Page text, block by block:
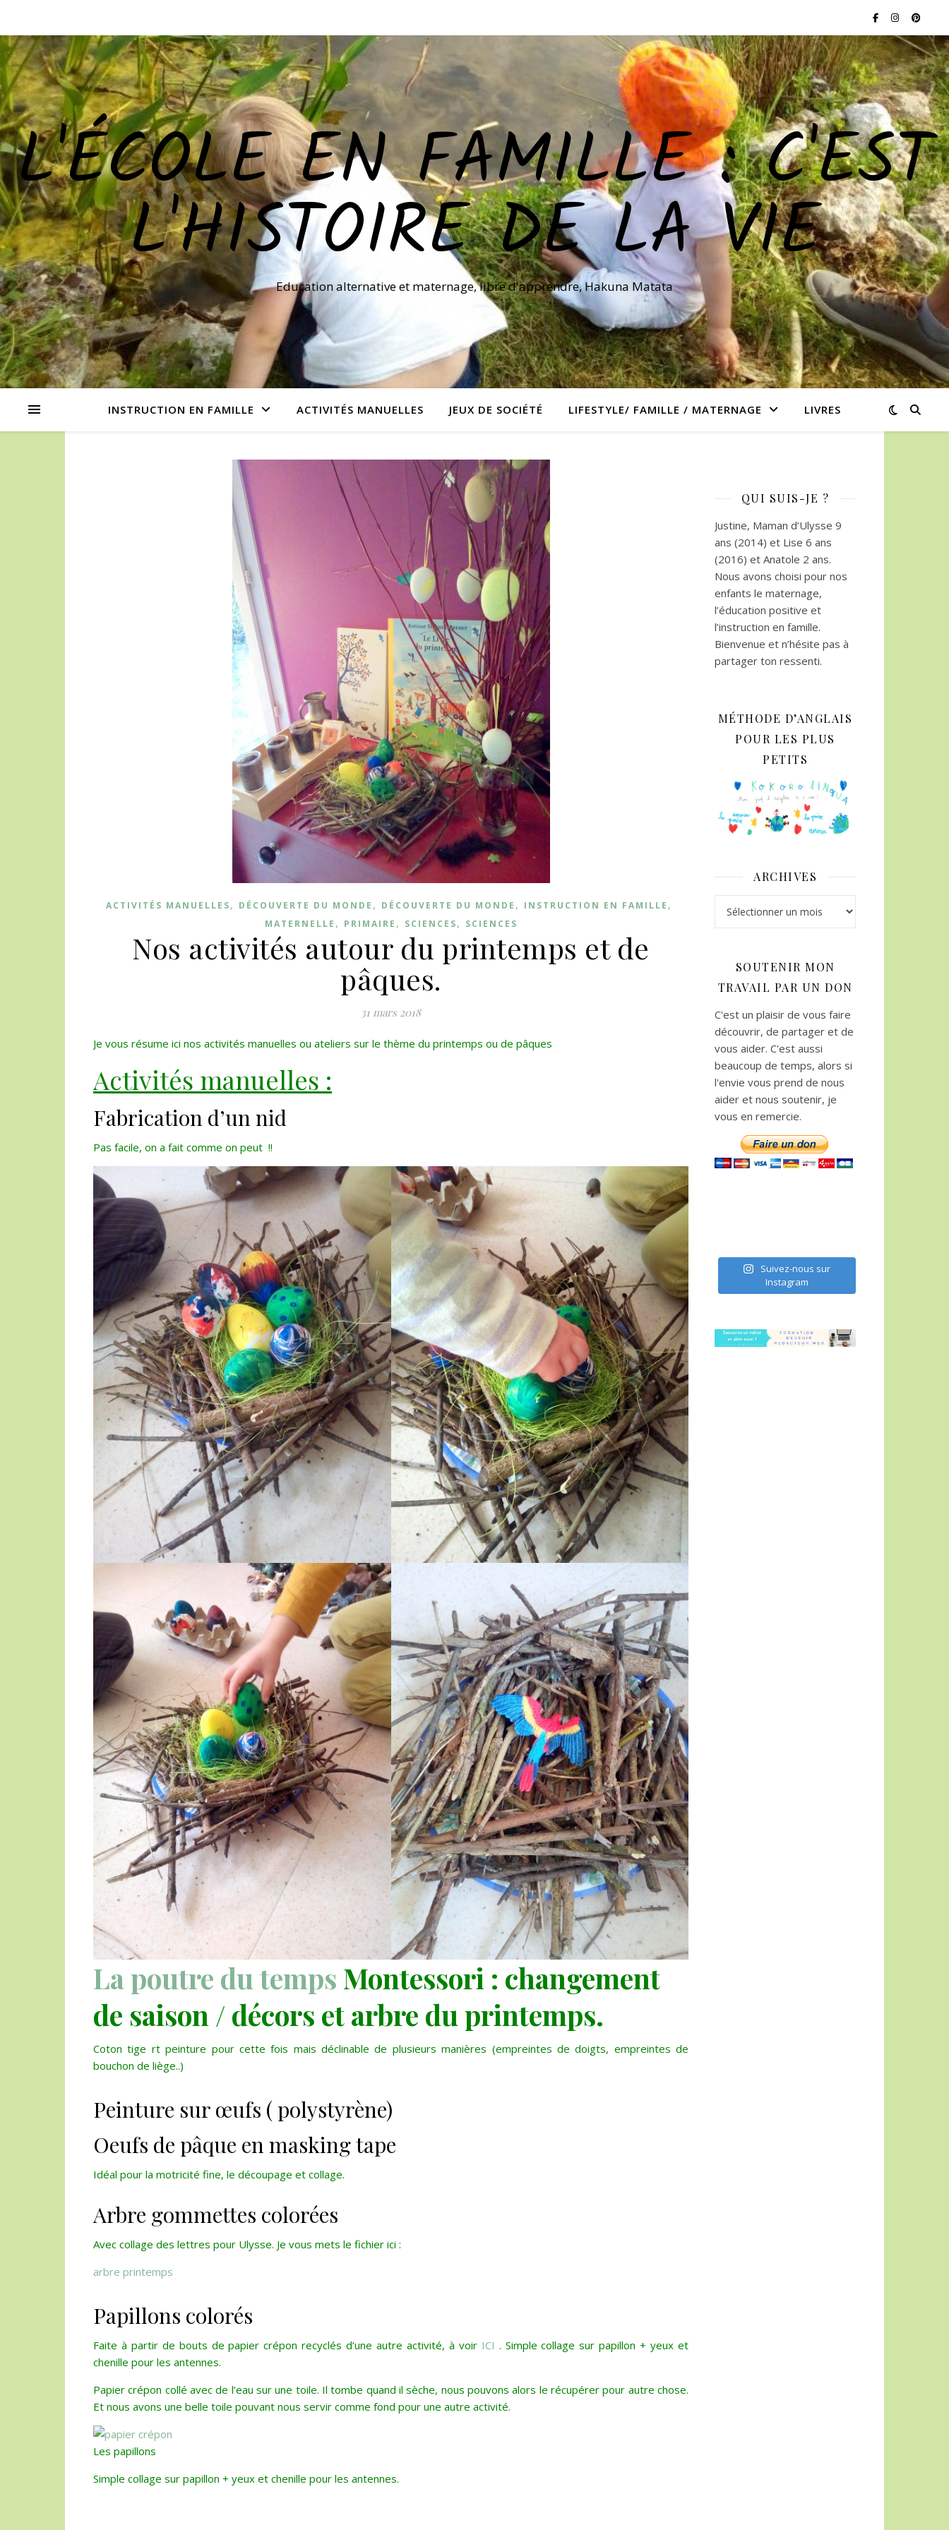
L'ÉCOLE EN FAMILLE : C'EST
L'HISTOIRE DE LA VIE
Education alternative et maternage, libre d'apprendre, Hakuna Matata
INSTRUCTION EN FAMILLE ACTIVITÉS MANUELLES JEUX DE SOCIÉTÉ LIFESTYLE/ FAMILLE / MATERNAGE LIVRES
ACTIVITÉS MANUELLES, DÉCOUVERTE DU MONDE , DÉCOUVERTE DU MONDE , INSTRUCTION EN FAMILLE ,
MATERNELLE , PRIMAIRE , SCIENCES, SCIENCES
Nos activités autour du printemps et de
pâques.
31 mars 2018
Je vous résume ici nos activités manuelles ou ateliers sur le thème du printemps ou de pâques
Activités manuelles :
Fabrication d’un nid
Pas facile, on a fait comme on peut !!
La poutre du temps Montessori : changement
de saison / décors et arbre du printemps.
Coton tige rt peinture pour cette fois mais déclinable de plusieurs manières (empreintes de doigts, empreintes de
bouchon de liège..)
Peinture sur œufs ( polystyrène)
Oeufs de pâque en masking tape
Idéal pour la motricité fine, le découpage et collage.
Arbre gommettes colorées
Avec collage des lettres pour Ulysse. Je vous mets le fichier ici :
arbre printemps
Papillons colorés
Faite à partir de bouts de papier crépon recyclés d’une autre activité, à voir ICI . Simple collage sur papillon + yeux et
chenille pour les antennes.
Papier crépon collé avec de l’eau sur une toile. Il tombe quand il sèche, nous pouvons alors le récupérer pour autre chose.
Et nous avons une belle toile pouvant nous servir comme fond pour une autre activité.
Les papillons
Simple collage sur papillon + yeux et chenille pour les antennes.
QUI SUIS-JE ?
Justine, Maman d’Ulysse 9
ans (2014) et Lise 6 ans
(2016) et Anatole 2 ans.
Nous avons choisi pour nos
enfants le maternage,
l’éducation positive et
l’instruction en famille.
Bienvenue et n’hésite pas à
partager ton ressenti.
MÉTHODE D’ANGLAIS
POUR LES PLUS
PETITS
ARCHIVES
SOUTENIR MON
TRAVAIL PAR UN DON
C'est un plaisir de vous faire
découvrir, de partager et de
vous aider. C'est aussi
beaucoup de temps, alors si
l'envie vous prend de nous
aider et nous soutenir, je
vous en remercie.
Suivez-nous sur
Instagram